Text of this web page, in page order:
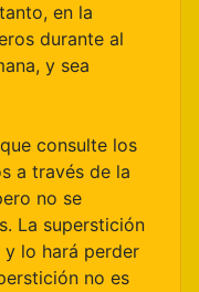
en la
durante al
y sea
consulte los
a través de la
no se
La superstición
lo hará perder
no es